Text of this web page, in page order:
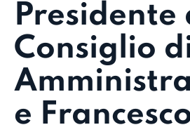
Presidente
Consiglio
e